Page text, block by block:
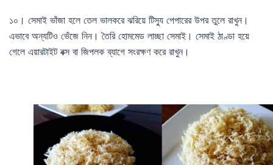
১০। সেমাই ভাঁজা হলে তেল ভালকরে ঝরিয়ে টিস্যু পেপারের উপর তুলে রাখুন।
এভাবে অন্যটিও ভেঁজে নিন। তৈরি হোমমেড লাচ্ছা সেমাই। সেমাই ঠাণ্ডা হয়ে
গেলে এয়ারটাইট বক্স বা জিপলক ব্যাগে সংরক্ষণ করে রাখুন।